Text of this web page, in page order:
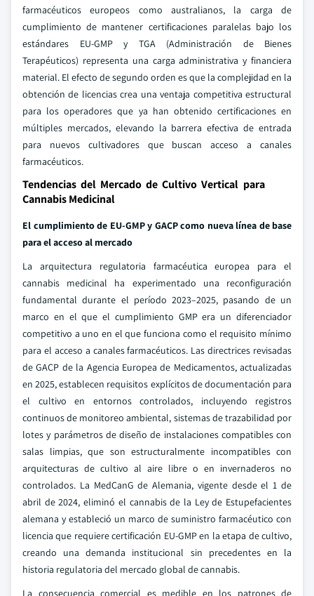
farmacéuticos europeos como australianos, la carga de
cumplimiento de mantener certificaciones paralelas bajo los
estándares EU-GMP y TGA (Administración de Bienes
Terapéuticos) representa una carga administrativa y financiera
material. El efecto de segundo orden es que la complejidad en la
obtención de licencias crea una ventaja competitiva estructural
para los operadores que ya han obtenido certificaciones en
múltiples mercados, elevando la barrera efectiva de entrada
para nuevos cultivadores que buscan acceso a canales
farmacéuticos.
Tendencias del Mercado de Cultivo Vertical para
Cannabis Medicinal
El cumplimiento de EU-GMP y GACP como nueva línea de base
para el acceso al mercado
La arquitectura regulatoria farmacéutica europea para el
cannabis medicinal ha experimentado una reconfiguración
fundamental durante el período 2023–2025, pasando de un
marco en el que el cumplimiento GMP era un diferenciador
competitivo a uno en el que funciona como el requisito mínimo
para el acceso a canales farmacéuticos. Las directrices revisadas
de GACP de la Agencia Europea de Medicamentos, actualizadas
en 2025, establecen requisitos explícitos de documentación para
el cultivo en entornos controlados, incluyendo registros
continuos de monitoreo ambiental, sistemas de trazabilidad por
lotes y parámetros de diseño de instalaciones compatibles con
salas limpias, que son estructuralmente incompatibles con
arquitecturas de cultivo al aire libre o en invernaderos no
controlados. La MedCanG de Alemania, vigente desde el 1 de
abril de 2024, eliminó el cannabis de la Ley de Estupefacientes
alemana y estableció un marco de suministro farmacéutico con
licencia que requiere certificación EU-GMP en la etapa de cultivo,
creando una demanda institucional sin precedentes en la
historia regulatoria del mercado global de cannabis.
La consecuencia comercial es medible en los patrones de